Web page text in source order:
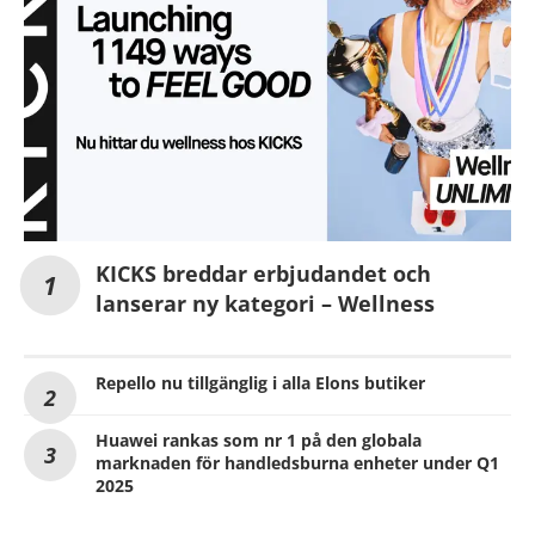
KICKS breddar erbjudandet och
lanserar ny kategori – Wellness
Repello nu tillgänglig i alla Elons butiker
Huawei rankas som nr 1 på den globala
marknaden för handledsburna enheter under Q1
2025